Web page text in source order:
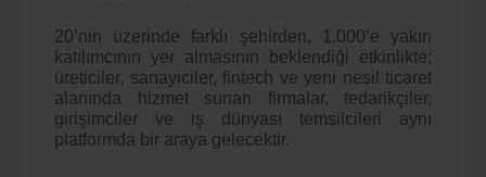
20’nin üzerinde farklı şehirden, 1.000’e yakın
katılımcının yer almasının beklendiği etkinlikte;
üreticiler, sanayiciler, fintech ve yeni nesil ticaret
alanında hizmet sunan firmalar, tedarikçiler,
girişimciler ve iş dünyası temsilcileri aynı
platformda bir araya gelecektir.